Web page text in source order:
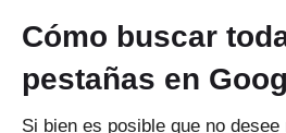
Cómo buscar
pestañas en
Si bien es posible que no